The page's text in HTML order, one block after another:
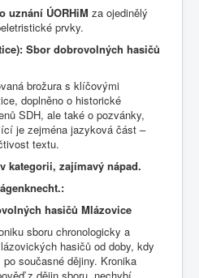
uznání ÚORHiM za ojedinělý
prvky.
Sbor dobrovolných hasičů
brožura s klíčovými
doplněno o historické
SDH, ale také o pozvánky,
je zejména jazyková část –
textu.
kategorii, zajímavý nápad.
hasičů Mlázovice
sboru chronologicky a
hasičů od doby, kdy
současné dějiny. Kronika